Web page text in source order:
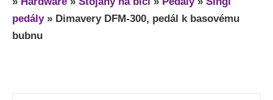
pedály» Dimavery DFM-300, pedál k basovému
bubnu